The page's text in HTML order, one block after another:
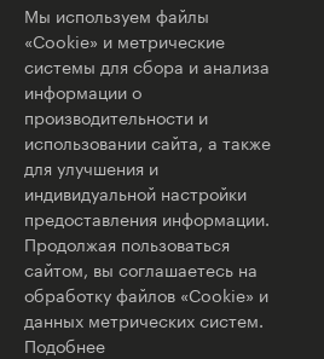
Мы используем файлы
«Cookie» и метрические
системы для сбора и анализа
информации о
производительности и
использовании сайта, а также
для улучшения и
индивидуальной настройки
предоставления информации.
Продолжая пользоваться
сайтом, вы соглашаетесь на
обработку файлов «Cookie» и
данных метрических систем.
Подобнее